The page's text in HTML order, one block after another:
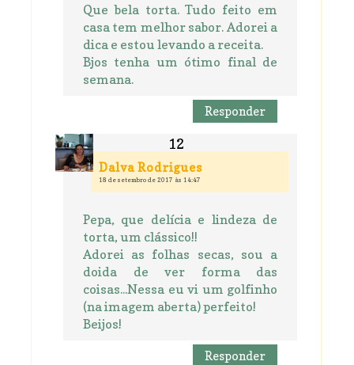
Que bela torta. Tudo feito em
casa tem melhor sabor. Adorei a
dica e estou levando a receita.
Bjos tenha um ótimo final de
semana.
Responder
Dalva Rodrigues
18 de setembro de 2017 às 14:47
Pepa, que delícia e lindeza de
torta, um clássico!!
Adorei as folhas secas, sou a
doida de ver forma das
coisas...Nessa eu vi um golfinho
(na imagem aberta) perfeito!
Beijos!
Responder